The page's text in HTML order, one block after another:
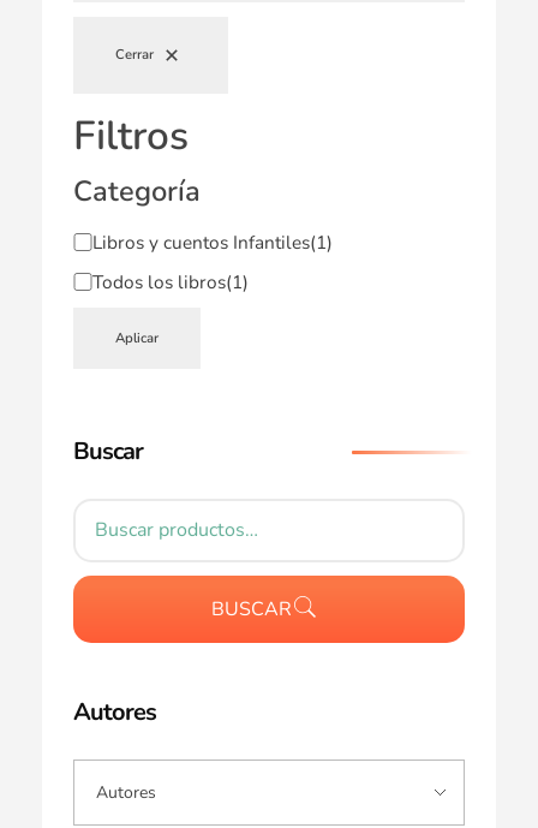
Cerrar
Filtros
Categoría
Libros y cuentos Infantiles(1)
Todos los libros(1)
Aplicar
Buscar
BUSCAR
Autores